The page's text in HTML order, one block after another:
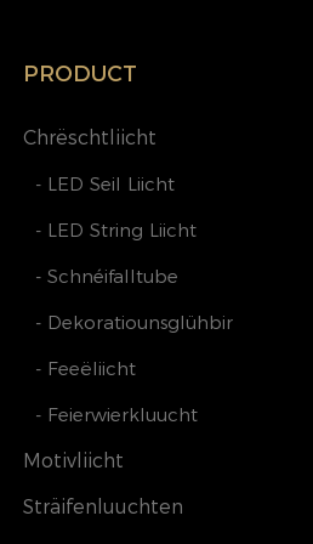
PRODUCT
Chrëschtliicht
- LED Seil Liicht
- LED String Liicht
- Schnéifalltube
- Dekoratiounsglühbir
- Feeëliicht
- Feierwierkluucht
Motivliicht
Sträifenluuchten